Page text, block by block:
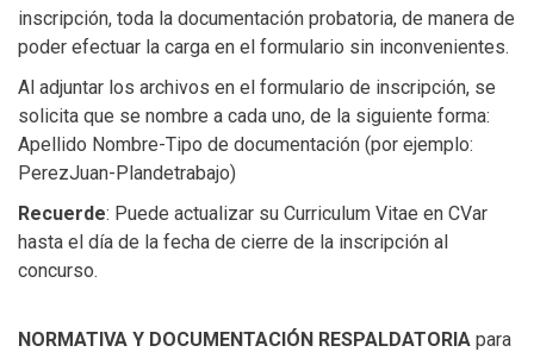
inscripción, toda la documentación probatoria, de manera de
poder efectuar la carga en el formulario sin inconvenientes.
Al adjuntar los archivos en el formulario de inscripción, se
solicita que se nombre a cada uno, de la siguiente forma:
Apellido Nombre-Tipo de documentación (por ejemplo:
PerezJuan-Plandetrabajo)
Recuerde: Puede actualizar su Curriculum Vitae en CVar
hasta el día de la fecha de cierre de la inscripción al
concurso.
NORMATIVA Y DOCUMENTACIÓN RESPALDATORIA para